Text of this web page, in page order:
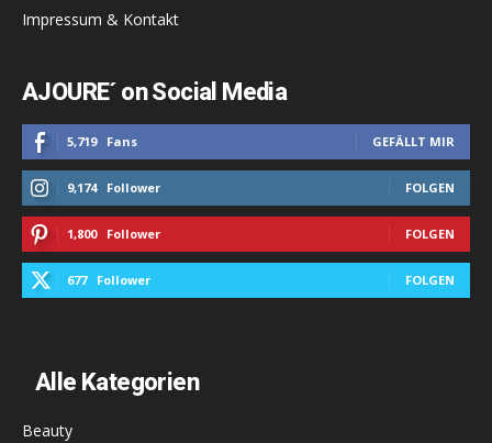
Impressum & Kontakt
AJOURE´ on Social Media
5,719 Fans GEFÄLLT MIR
9,174 Follower FOLGEN
1,800 Follower FOLGEN
677 Follower FOLGEN
Alle Kategorien
Beauty